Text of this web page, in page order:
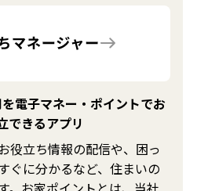
電子マネー・ポイントでお
できるアプリ
役立ち情報の配信や、困っ
ぐに分かるなど、住まいの